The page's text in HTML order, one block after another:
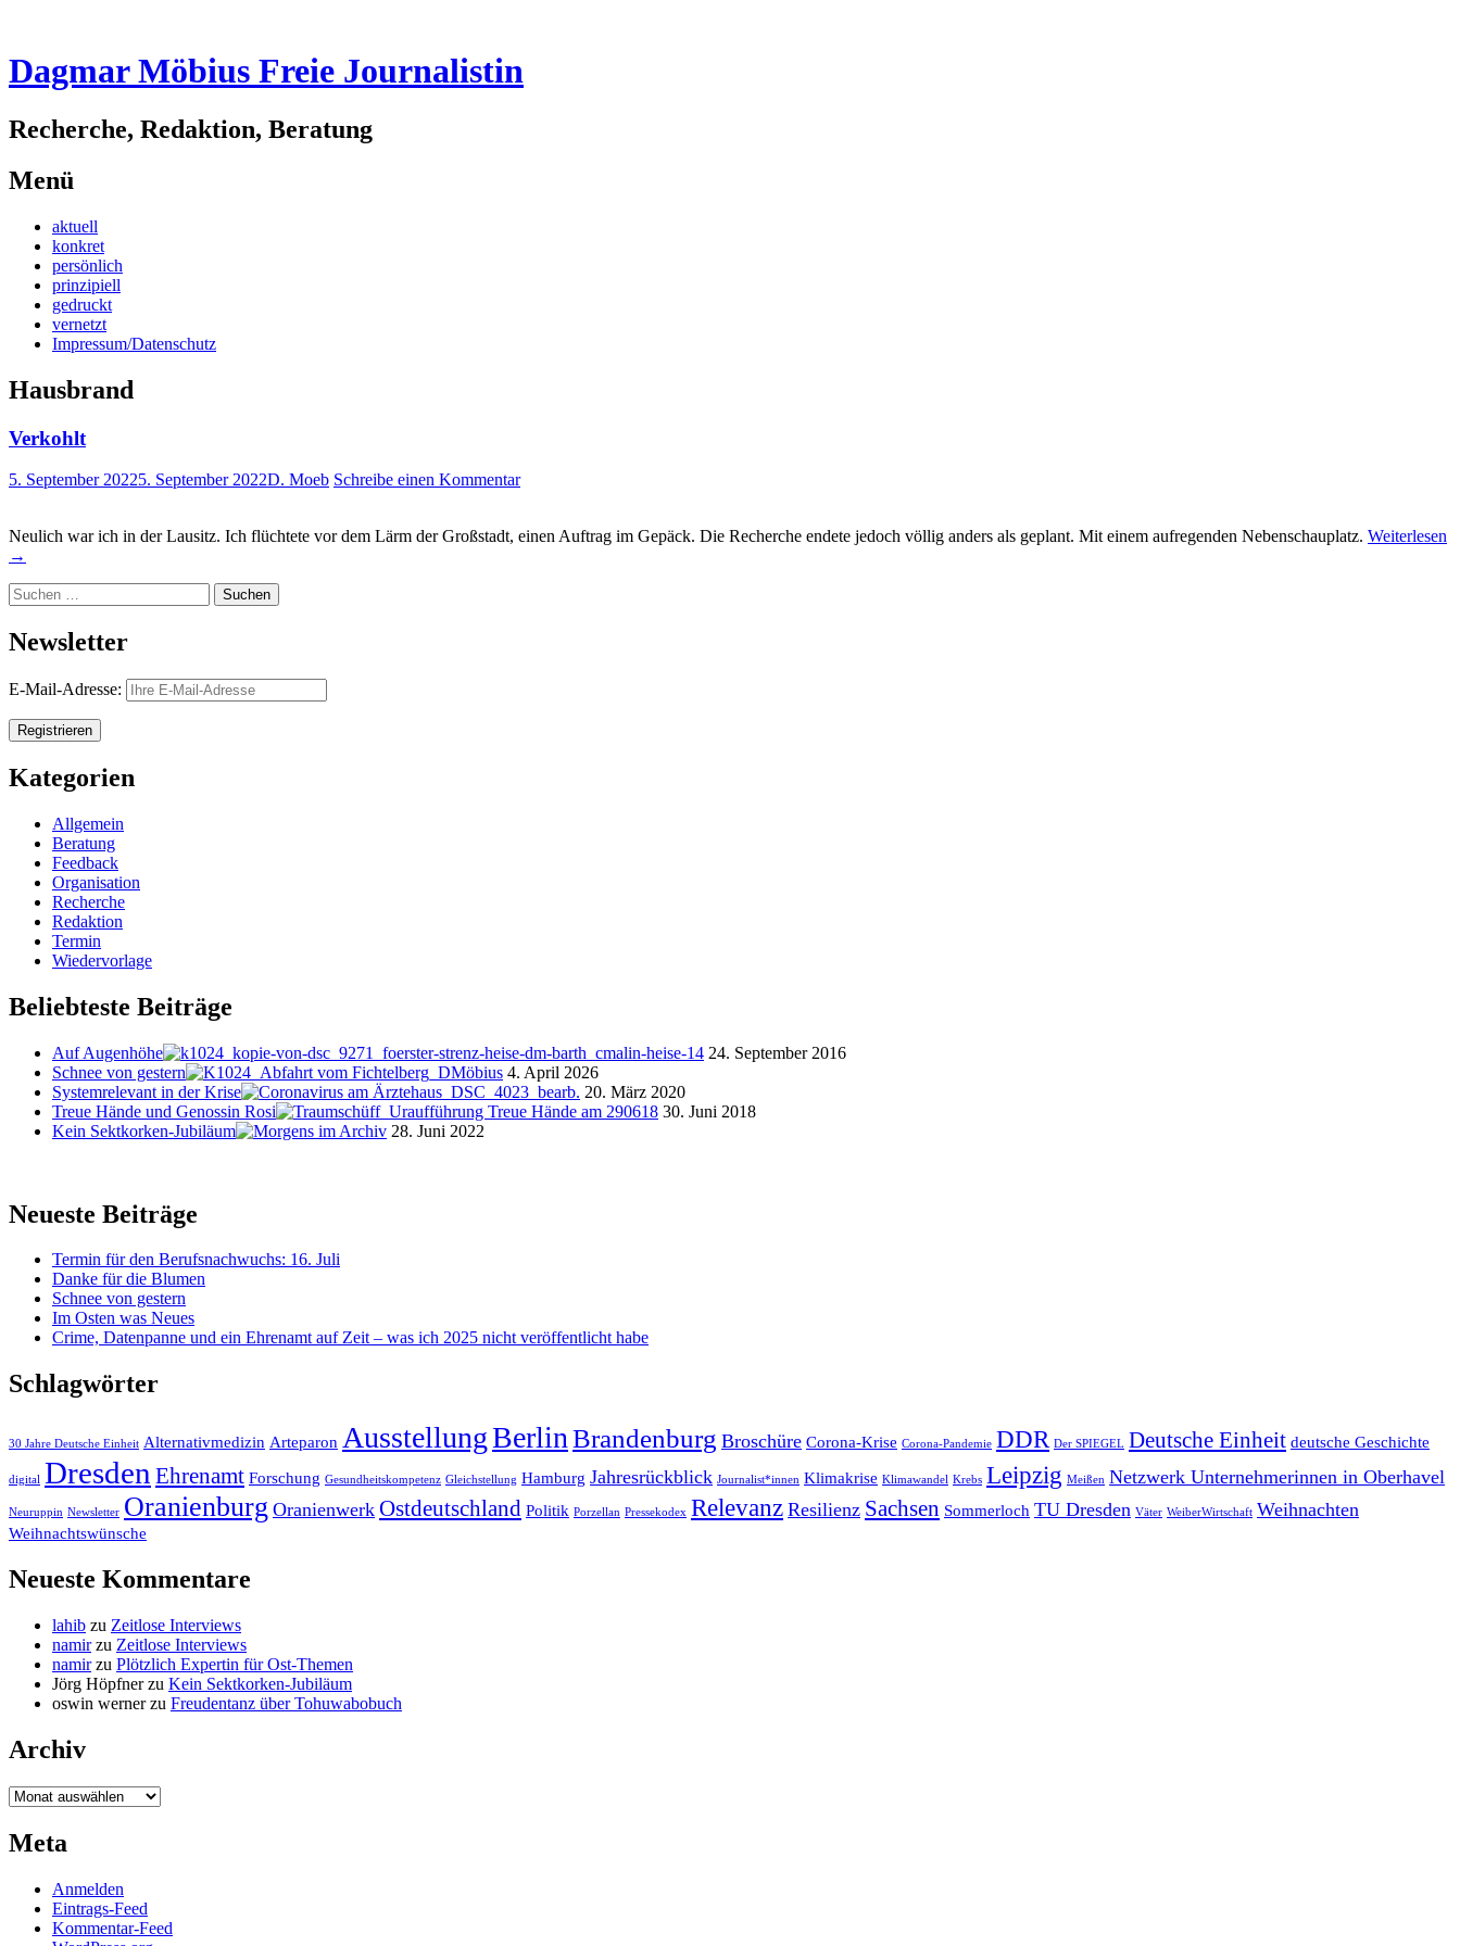
Dagmar Möbius Freie Journalistin
Recherche, Redaktion, Beratung
Menü
Zum
Inhalt
springen
aktuell
konkret
persönlich
prinzipiell
gedruckt
vernetzt
Impressum/Datenschutz
Hausbrand
Verkohlt
5. September 20225. September 2022D. Moeb Schreibe einen Kommentar
Neulich war ich in der Lausitz. Ich flüchtete vor dem Lärm der Großstadt, einen Auftrag im Gepäck. Die Recherche endete jedoch völlig anders als geplant. Mit einem aufregenden Nebenschauplatz. Weiterlesen
→
Suchen
nach:
Newsletter
E-Mail-Adresse:
Kategorien
Allgemein
Beratung
Feedback
Organisation
Recherche
Redaktion
Termin
Wiedervorlage
Beliebteste Beiträge
Auf Augenhöhe
24. September 2016
Schnee von gestern
4. April 2026
Systemrelevant in der Krise
20. März 2020
Treue Hände und Genossin Rosi
30. Juni 2018
Kein Sektkorken-Jubiläum
28. Juni 2022
Neueste Beiträge
Termin für den Berufsnachwuchs: 16. Juli
Danke für die Blumen
Schnee von gestern
Im Osten was Neues
Crime, Datenpanne und ein Ehrenamt auf Zeit – was ich 2025 nicht veröffentlicht habe
Schlagwörter
30 Jahre Deutsche Einheit Alternativmedizin Arteparon AusstellungBerlinBrandenburg Broschüre Corona-Krise Corona-Pandemie DDR Der SPIEGEL Deutsche Einheit deutsche Geschichte
digital Dresden Ehrenamt Forschung Gesundheitskompetenz Gleichstellung Hamburg Jahresrückblick Journalist*innen Klimakrise Klimawandel Krebs Leipzig Meißen Netzwerk Unternehmerinnen in Oberhavel
Neuruppin Newsletter Oranienburg Oranienwerk Ostdeutschland Politik Porzellan Pressekodex Relevanz Resilienz Sachsen Sommerloch TU Dresden Väter WeiberWirtschaft Weihnachten
Weihnachtswünsche
Neueste Kommentare
lahib zu Zeitlose Interviews
namirzu Zeitlose Interviews
namirzu Plötzlich Expertin für Ost-Themen
Jörg Höpfnerzu Kein Sektkorken-Jubiläum
oswin wernerzu Freudentanz über Tohuwabobuch
Archiv
Archiv
Meta
Anmelden
Eintrags-Feed
Kommentar-Feed